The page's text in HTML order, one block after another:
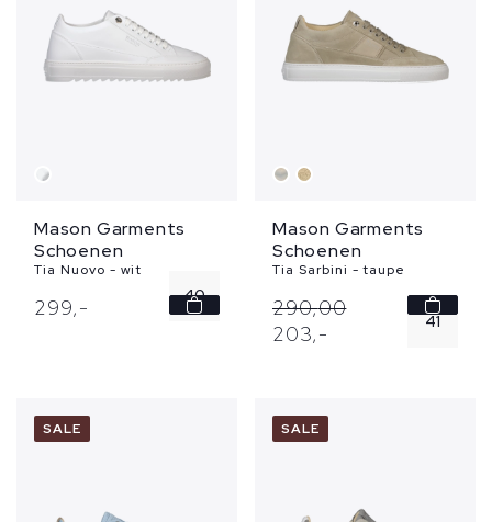
Mason Garments
Schoenen
Tia Nuovo - wit
299,- 40
Mason Garments
Schoenen
Tia Sarbini - taupe
290,00
203,- 41
SALE SALE